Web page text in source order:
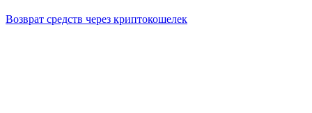
Возврат средств через криптокошелек